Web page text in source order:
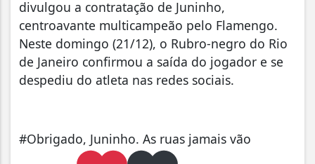
divulgou a contratação de Juninho,
centroavante multicampeão pelo Flamengo.
Neste domingo (21/12), o Rubro-negro do Rio
de Janeiro confirmou a saída do jogador e se
despediu do atleta nas redes sociais.
#Obrigado, Juninho. As ruas jamais vão